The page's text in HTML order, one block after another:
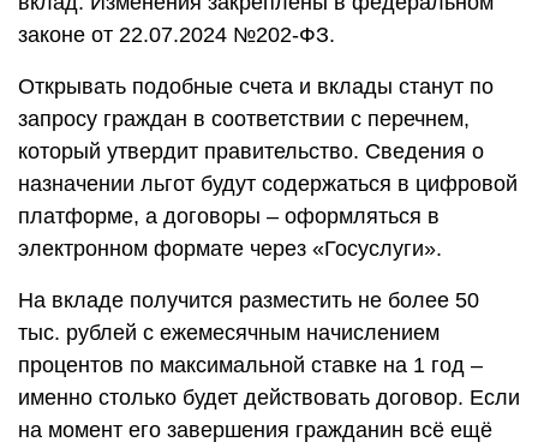
законе от 22.07.2024 №202-ФЗ.
Открывать подобные счета и вклады станут по
запросу граждан в соответствии с перечнем,
который утвердит правительство. Сведения о
назначении льгот будут содержаться в цифровой
платформе, а договоры – оформляться в
электронном формате через «Госуслуги».
На вкладе получится разместить не более 50
тыс. рублей с ежемесячным начислением
процентов по максимальной ставке на 1 год –
именно столько будет действовать договор. Если
на момент его завершения гражданин всё ещё